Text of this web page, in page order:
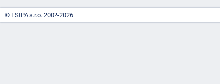
© ESIPA s.r.o. 2002-2026